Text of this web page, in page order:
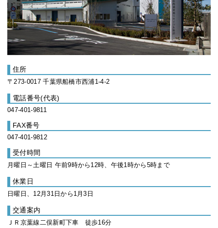
住所
〒273-0017 千葉県船橋市西浦1-4-2
電話番号(代表)
047-401-9811
FAX番号
047-401-9812
受付時間
月曜日～土曜日 午前9時から12時、午後1時から5時まで
休業日
日曜日、12月31日から1月3日
交通案内
ＪＲ京葉線二俣新町下車 徒歩16分